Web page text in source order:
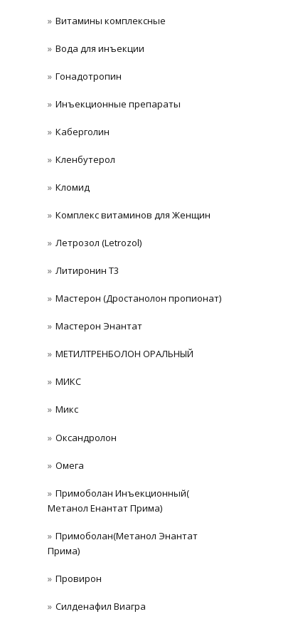
Витамины комплексные
Вода для инъекции
Гонадотропин
Инъeкциoнныe препараты
Каберголин
Кленбутерол
Кломид
Комплекс витаминов для Женщин
Летрозол (Letrozol)
Литиронин Т3
Мастерон (Дростанолон пропионат)
Мастерон Энантат
МЕТИЛТРЕНБОЛОН ОРАЛЬНЫЙ
МИКС
Микс
Оксандролон
Омега
Примоболан Инъекционный(
Метанол Енантат Прима)
Примоболан(Метанол Энантат
Прима)
Провирон
Силденафил Виагра